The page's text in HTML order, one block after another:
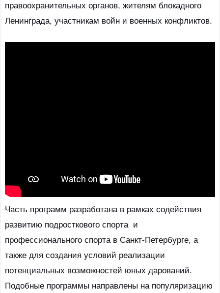
правоохранительных органов, жителям блокадного
Ленинграда, участникам войн и военных конфликтов.
Часть программ разработана в рамках содействия
развитию подросткового спорта и
профессионального спорта в Санкт-Петербурге, а
также для создания условий реализации
потенциальных возможностей юных дарований.
Подобные программы направлены на популяризацию